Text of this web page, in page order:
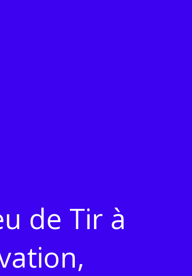
de Tir à